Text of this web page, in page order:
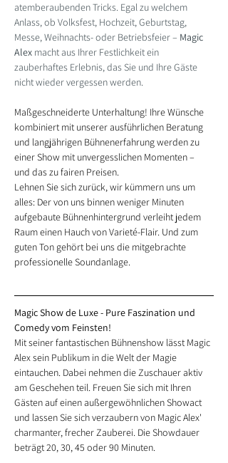
atemberaubenden Tricks. Egal zu welchem
Anlass, ob Volksfest, Hochzeit, Geburtstag,
Messe, Weihnachts- oder Betriebsfeier – Magic
Alex macht aus Ihrer Festlichkeit ein
zauberhaftes Erlebnis, das Sie und Ihre Gäste
nicht wieder vergessen werden.
Maßgeschneiderte Unterhaltung! Ihre Wünsche
kombiniert mit unserer ausführlichen Beratung
und langjährigen Bühnenerfahrung werden zu
einer Show mit unvergesslichen Momenten –
und das zu fairen Preisen.
Lehnen Sie sich zurück, wir kümmern uns um
alles: Der von uns binnen weniger Minuten
aufgebaute Bühnenhintergrund verleiht jedem
Raum einen Hauch von Varieté-Flair. Und zum
guten Ton gehört bei uns die mitgebrachte
professionelle Soundanlage.
Magic Show de Luxe - Pure Faszination und
Comedy vom Feinsten!
Mit seiner fantastischen Bühnenshow lässt Magic
Alex sein Publikum in die Welt der Magie
eintauchen. Dabei nehmen die Zuschauer aktiv
am Geschehen teil. Freuen Sie sich mit Ihren
Gästen auf einen außergewöhnlichen Showact
und lassen Sie sich verzaubern von Magic Alex'
charmanter, frecher Zauberei. Die Showdauer
beträgt 20, 30, 45 oder 90 Minuten.